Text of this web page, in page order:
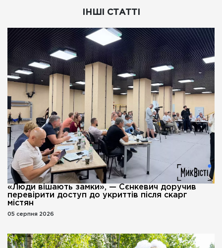
ІНШІ СТАТТІ
«Люди вішають замки», — Сєнкевич доручив
перевірити доступ до укриттів після скарг
містян
05 серпня 2026